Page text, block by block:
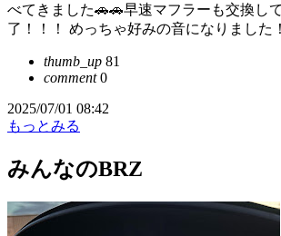
べてきました🚗🚗早速マフラーも交換し
了！！！ めっちゃ好みの音になりました
thumb_up 81
comment0
2025/07/01 08:42
もっとみる
みんなのBRZ